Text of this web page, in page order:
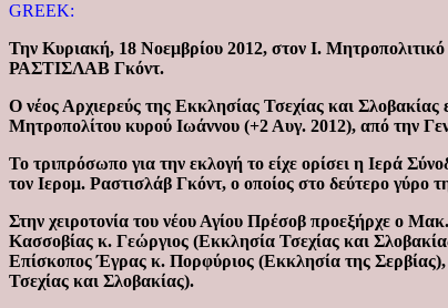
GREEK:
Την Κυριακή, 18 Νοεμβρίου 2012, στον Ι.
ΡΑΣΤΙΣΛΑΒ Γκόντ.
Ο νέος Αρχιερεύς της Εκκλησίας Τσεχίας και
Μητροπολίτου κυρού Ιωάννου (+2 Αυγ. 2012), από την
Το τριπρόσωπο για την εκλογή το είχε ορίσει η Ιερά
τον Ιερομ. Ραστισλάβ Γκόντ, ο οποίος στο δεύτερο γύρο
Στην χειροτονία του νέου Αγίου Πρέσοβ προεξήρχε ο
Κασσοβίας κ. Γεώργιος (Εκκλησία Τσεχίας και
Επίσκοπος Έγρας κ. Πορφύριος (Εκκλησία της
Τσεχίας και Σλοβακίας).